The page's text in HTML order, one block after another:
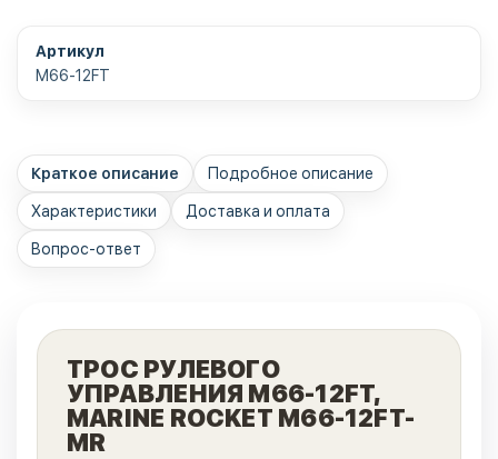
Артикул
M66-12FT
Краткое описание Подробное описание
Характеристики Доставка и оплата
Вопрос-ответ
ТРОС РУЛЕВОГО
УПРАВЛЕНИЯ M66-12FT,
MARINE ROCKET M66-12FT-
MR